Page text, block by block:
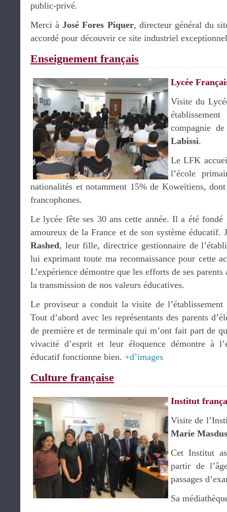
public-privé.
Merci àJosé Fores Piquer, directeur général du
accordé pour découvrir ce site industriel
Enseignement français
Lycée
Visite du
compagnie de
Labissi.
Le LFK
l’école
nationalités et notamment 15% de Koweïtiens,
francophones.
Le lycée fête ses 30 ans cette année. Il a été
amoureux de la France et de son système éducatif.
Rashed, leur fille, directrice gestionnaire de
lui exprimant toute ma reconnaissance pour cette
L’expérience démontre que les efforts de ses
la transmission de nos valeurs éducatives.
Le proviseur a conduit la visite de l’établissement
Tout d’abord avec les représentants des parents
de première et de terminale qui m’ont fait part de
vivacité d’esprit et leur éloquence démontre à
éducatif fonctionne bien. +d’images
Culture française
Institut
Visite de
Marie
Cet Institut
partir de
passages
Sa